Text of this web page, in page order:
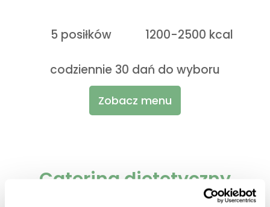
5 posiłków 1200-2500 kcal
codziennie 30 dań do wyboru
Zobacz menu
Catering dietetyczny